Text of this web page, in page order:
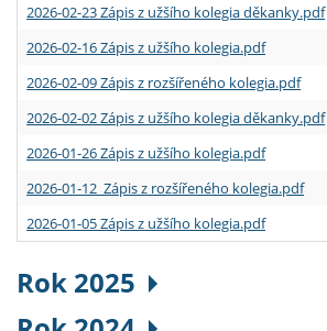
2026-02-23 Zápis z užšího kolegia děkanky.pdf
2026-02-16 Zápis z užšího kolegia.pdf
2026-02-09 Zápis z rozšířeného kolegia.pdf
2026-02-02 Zápis z užšího kolegia děkanky.pdf
2026-01-26 Zápis z užšího kolegia.pdf
2026-01-12 Zápis z rozšířeného kolegia.pdf
2026-01-05 Zápis z užšího kolegia.pdf
Rok 2025